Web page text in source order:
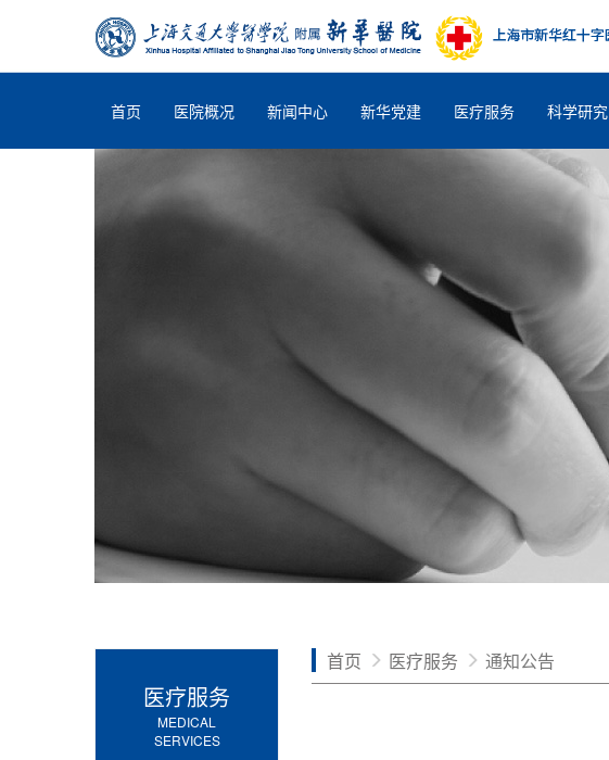
首页 医院概况 新闻中心 新华党建 医疗服务 科学研究
医疗服务
MEDICAL
SERVICES
首页 医疗服务 通知公告